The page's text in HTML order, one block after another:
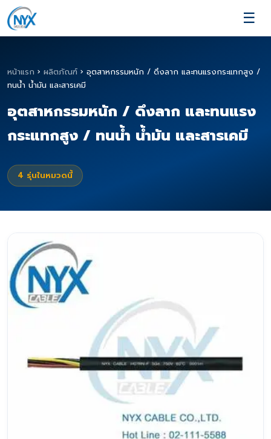
☰
หน้าแรก › ผลิตภัณฑ์ › อุตสาหกรรมหนัก / ดึงลาก และทนแรงกระแทกสูง /
ทนน้ำ น้ำมัน และสารเคมี
อุตสาหกรรมหนัก / ดึงลาก และทนแรง
กระแทกสูง / ทนน้ำ น้ำมัน และสารเคมี
4 รุ่นในหมวดนี้